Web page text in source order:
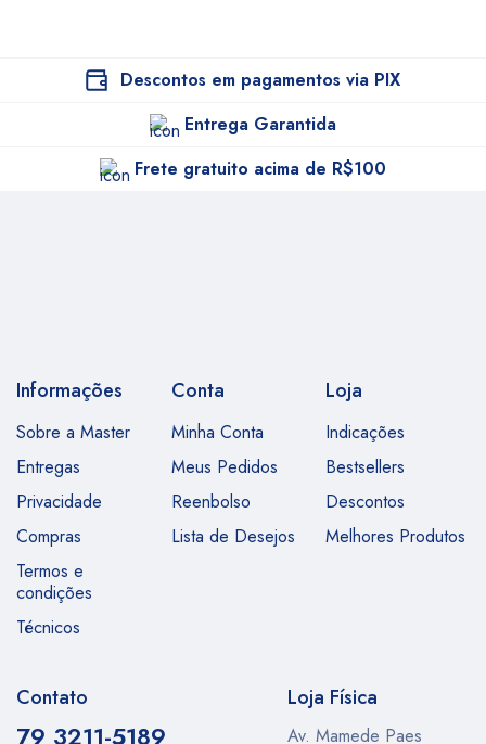
Descontos em pagamentos via PIX
Entrega Garantida
Frete gratuito acima de R$100
Informações
Sobre a Master
Entregas
Privacidade
Compras
Termos e
condições
Técnicos
Conta
Minha Conta
Meus Pedidos
Reenbolso
Lista de Desejos
Loja
Indicações
Bestsellers
Descontos
Melhores Produtos
Contato
79 3211-5189
Loja Física
Av. Mamede Paes